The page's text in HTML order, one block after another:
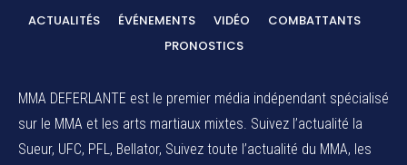
ACTUALITÉS ÉVÉNEMENTS VIDÉO
COMBATTANTS
PRONOSTICS
MMA DEFERLANTE est le premier média indépendant spécialisé
sur le MMA et les arts martiaux mixtes. Suivez l’actualité la
Sueur, UFC, PFL, Bellator, Suivez toute l’actualité du MMA, les